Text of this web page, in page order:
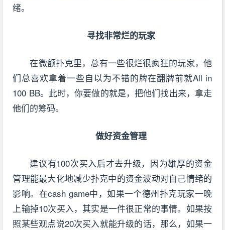
绪。
寻找非常烂的玩家
在微额扑克里，总有一些很烂很疯狂的玩家，他
们总喜欢拿着一些自以为不错的牌在翻牌前就All in
100 BB。此时，你要做的就是，把他们找出来，拿走
他们的筹码。
做好资金管理
建议有100次买入后才去升级，因为雄厚的资金
管理能最大化地减少扑克中的资金波动对自己情绪的
影响。在cash game中，如果一个德州扑克玩家一晚
上输掉10次买入，其实是一件很正常的事情。如果按
照某些观点说20次买入就能升级的话，那么，如果一